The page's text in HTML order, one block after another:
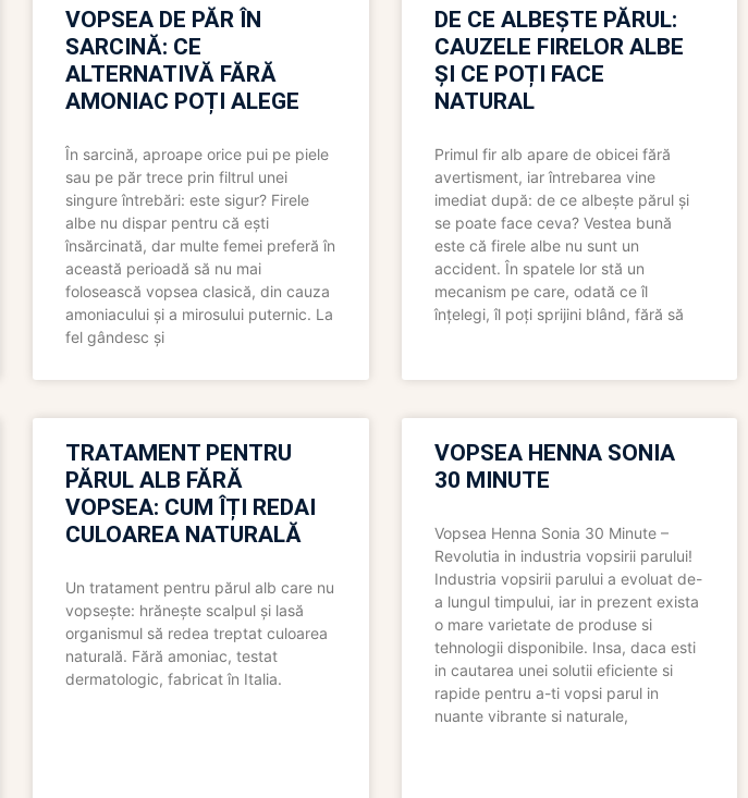
VOPSEA DE PĂR ÎN
SARCINĂ: CE
ALTERNATIVĂ FĂRĂ
AMONIAC POȚI ALEGE
În sarcină, aproape orice pui pe piele
sau pe păr trece prin filtrul unei
singure întrebări: este sigur? Firele
albe nu dispar pentru că ești
însărcinată, dar multe femei preferă în
această perioadă să nu mai
folosească vopsea clasică, din cauza
amoniacului și a mirosului puternic. La
fel gândesc și
DE CE ALBEȘTE PĂRUL:
CAUZELE FIRELOR ALBE
ȘI CE POȚI FACE
NATURAL
Primul fir alb apare de obicei fără
avertisment, iar întrebarea vine
imediat după: de ce albește părul și
se poate face ceva? Vestea bună
este că firele albe nu sunt un
accident. În spatele lor stă un
mecanism pe care, odată ce îl
înțelegi, îl poți sprijini blând, fără să
TRATAMENT PENTRU
PĂRUL ALB FĂRĂ
VOPSEA: CUM ÎȚI REDAI
CULOAREA NATURALĂ
Un tratament pentru părul alb care nu
vopsește: hrănește scalpul și lasă
organismul să redea treptat culoarea
naturală. Fără amoniac, testat
dermatologic, fabricat în Italia.
VOPSEA HENNA SONIA
30 MINUTE
Vopsea Henna Sonia 30 Minute –
Revolutia in industria vopsirii parului!
Industria vopsirii parului a evoluat de-
a lungul timpului, iar in prezent exista
o mare varietate de produse si
tehnologii disponibile. Insa, daca esti
in cautarea unei solutii eficiente si
rapide pentru a-ti vopsi parul in
nuante vibrante si naturale,